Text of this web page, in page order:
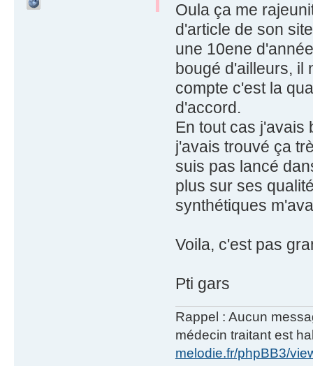
Oula ça me
d'article de son
une 10ene
bougé d'ailleurs, il
compte c'est la
d'accord.
En tout cas j'avais
j'avais trouvé ça
suis pas lancé
plus sur ses
synthétiques
Voila, c'est pas
Pti gars
Rappel : Aucun
médecin traitant est
melodie.fr/phpBB3/